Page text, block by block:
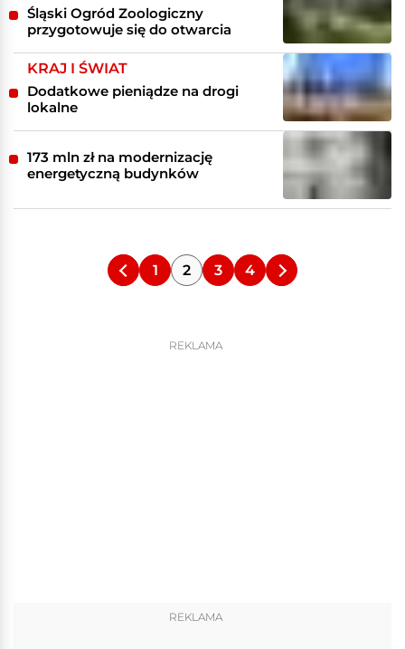
Śląski Ogród Zoologiczny
przygotowuje się do otwarcia
KRAJ I ŚWIAT
Dodatkowe pieniądze na drogi
lokalne
173 mln zł na modernizację
energetyczną budynków
1 2 3 4
REKLAMA
REKLAMA